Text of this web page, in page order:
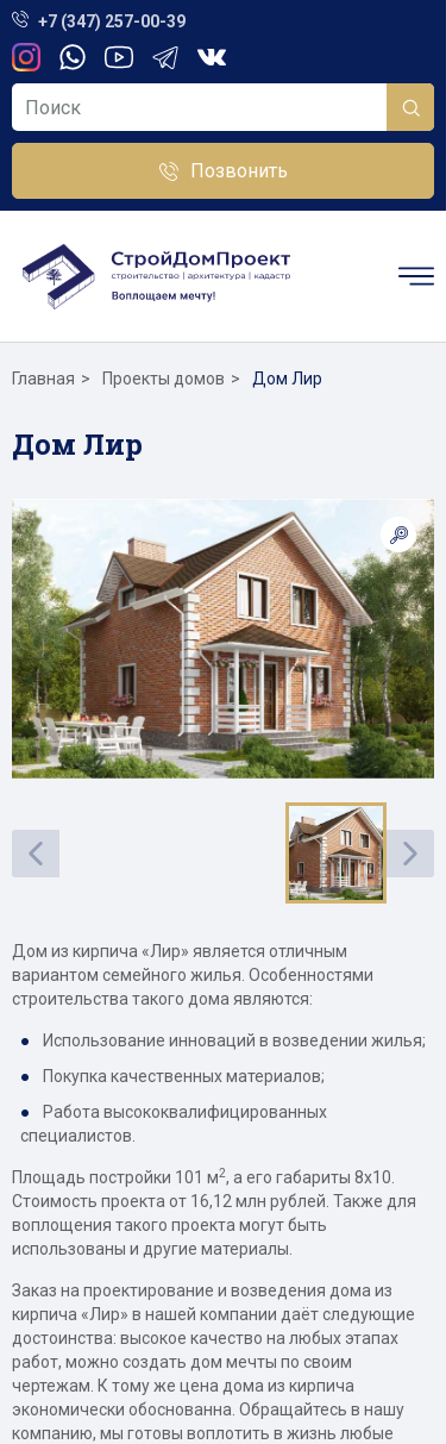
+7 (347) 257-00-39
Позвонить
Главная Проекты домов Дом Лир
Дом Лир
Дом из кирпича «Лир» является отличным
вариантом семейного жилья. Особенностями
строительства такого дома являются:
Использование инноваций в возведении жилья;
Покупка качественных материалов;
Работа высококвалифицированных
специалистов.
Площадь постройки 101 м2, а его габариты 8x10.
Стоимость проекта от 16,12 млн рублей. Также для
воплощения такого проекта могут быть
использованы и другие материалы.
Заказ на проектирование и возведения дома из
кирпича «Лир» в нашей компании даёт следующие
достоинства: высокое качество на любых этапах
работ, можно создать дом мечты по своим
чертежам. К тому же цена дома из кирпича
экономически обоснованна. Обращайтесь в нашу
компанию, мы готовы воплотить в жизнь любые